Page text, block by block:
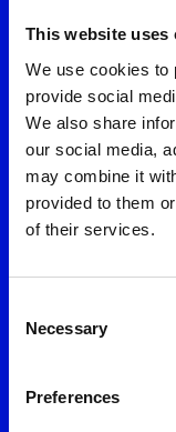
This website uses
We use cookies to
provide social
We also share
our social media,
may combine it
provided to them
of their services.
Selection
Necessary
Preferences
Πολιτική Προστασίας
Επισκέψου
Ομάδα
11 300
(το κόστος της